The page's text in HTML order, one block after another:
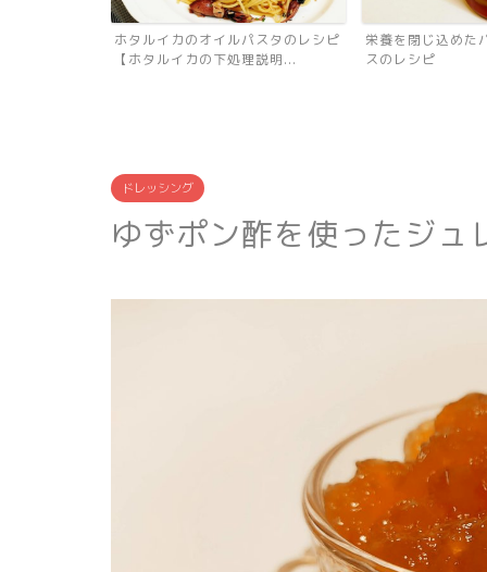
栄養を閉じ込めたパプリカのピクル
スのレシピ
新じゃがとミニト
ツァのレシピ
ドレッシング
ゆずポン酢を使ったジュ